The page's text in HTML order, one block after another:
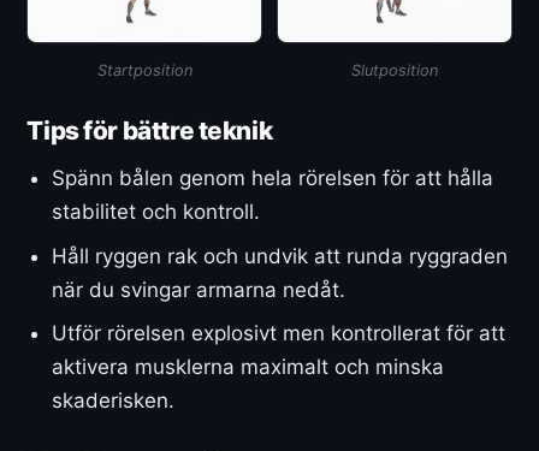
Startposition Slutposition
Tips för bättre teknik
Spänn bålen genom hela rörelsen för att hålla
stabilitet och kontroll.
Håll ryggen rak och undvik att runda ryggraden
när du svingar armarna nedåt.
Utför rörelsen explosivt men kontrollerat för att
aktivera musklerna maximalt och minska
skaderisken.